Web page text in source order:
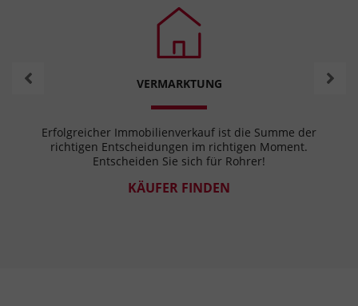
VERMARKTUNG
Erfolgreicher Immobilienverkauf ist die Summe der
richtigen Entscheidungen im richtigen Moment.
Entscheiden Sie sich für Rohrer!
KÄUFER FINDEN